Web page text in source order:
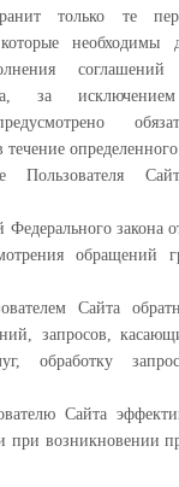
только те
необходимы
за
Пользователя
Федерального закона
обращений
Сайта
запросов,
обработку
Сайта
при возникновении